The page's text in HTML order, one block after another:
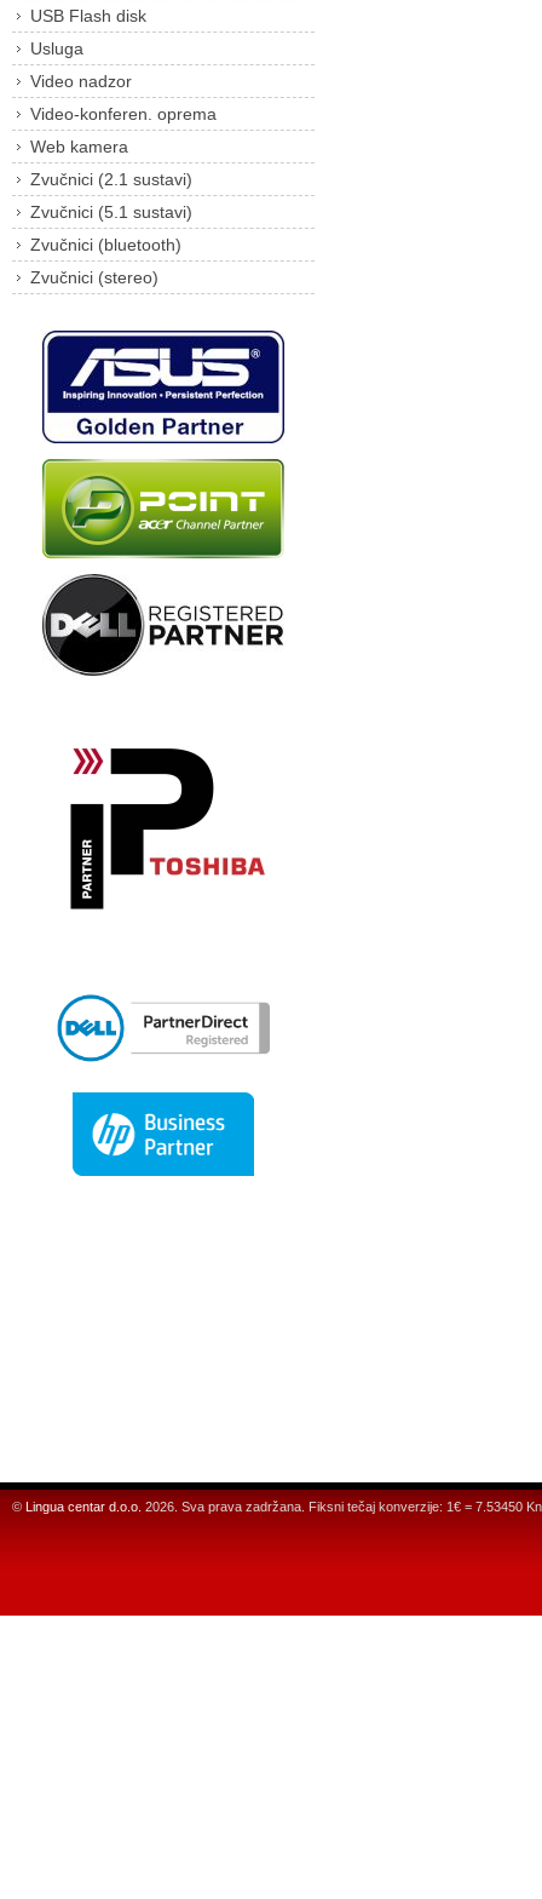
USB Flash disk
Usluga
Video nadzor
Video-konferen. oprema
Web kamera
Zvučnici (2.1 sustavi)
Zvučnici (5.1 sustavi)
Zvučnici (bluetooth)
Zvučnici (stereo)
© Lingua centar d.o.o. 2026. Sva prava zadržana. Fiksni tečaj konverzije: 1€ = 7.53450 Kn